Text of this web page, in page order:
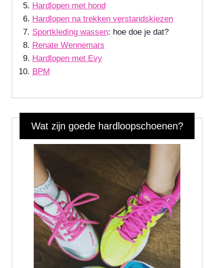
Hardlopen met hond
Hardlopen na trekken verstandskiezen
Sportkleding wassen: hoe doe je dat?
Renate Wennemars
Hardlopen met Evy
BPM
Wat zijn goede hardloopschoenen?